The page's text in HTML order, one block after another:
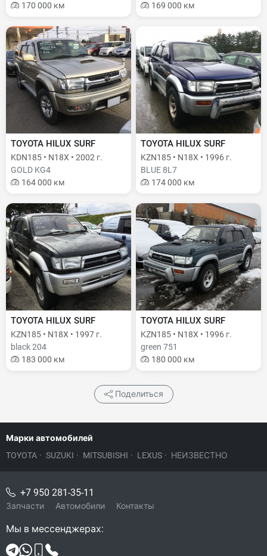
170 000 км
169 000 км
TOYOTA HILUX SURF
KDN185 • N18X • 2002 г.
GOLD KG4
164 000 км
TOYOTA HILUX SURF
KZN185 • N18X • 1996 г.
BLUE 8L7
174 000 км
TOYOTA HILUX SURF
KZN185 • N18X • 1997 г.
black 204
183 000 км
TOYOTA HILUX SURF
KZN185 • N18X • 1996 г.
green 751
180 000 км
Поделиться
Марки автомобилей
TOYOTA · SUZUKI · MITSUBISHI · LEXUS · НЕИЗВЕСТНО
+7 950 281-35-11
Запчасти Автомобили Контакты
Мы в мессенджерах: